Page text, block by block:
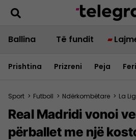
Ballina Të fundit
Prishtina Prizreni Peja
Sport > Futboll > Ndërkombëtare > La
Real Madridi vonoi
përballet me një